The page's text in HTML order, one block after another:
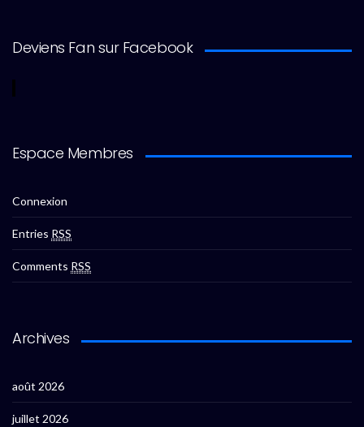
Deviens Fan sur Facebook
Espace Membres
Connexion
Entries RSS
Comments RSS
Archives
août 2026
juillet 2026